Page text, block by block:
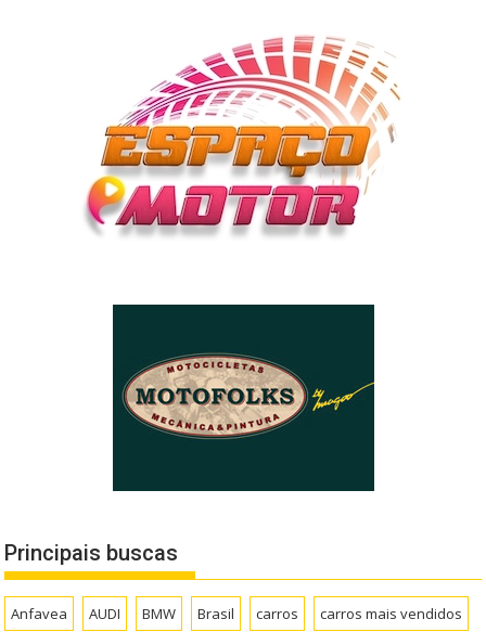
Principais buscas
Anfavea AUDI BMW Brasil carros carros mais vendidos